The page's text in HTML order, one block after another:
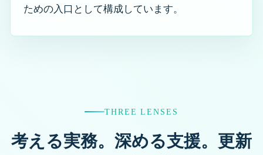
ケアプランってなに
sava（さば）くんの雑談ページ ※医療介護従
ための入口として構成しています。
THREE LENSES
考える実務。深める支援。更新